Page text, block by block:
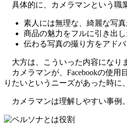
具体的に、カメラマンという職
素人には無理な、綺麗な写
商品の魅力をフルに引き出
伝わる写真の撮り方をアド
大方は、こういった内容になり
カメラマンが、Facebookの使用
りたいというニーズがあった時に
カメラマンは理解しやすい事例